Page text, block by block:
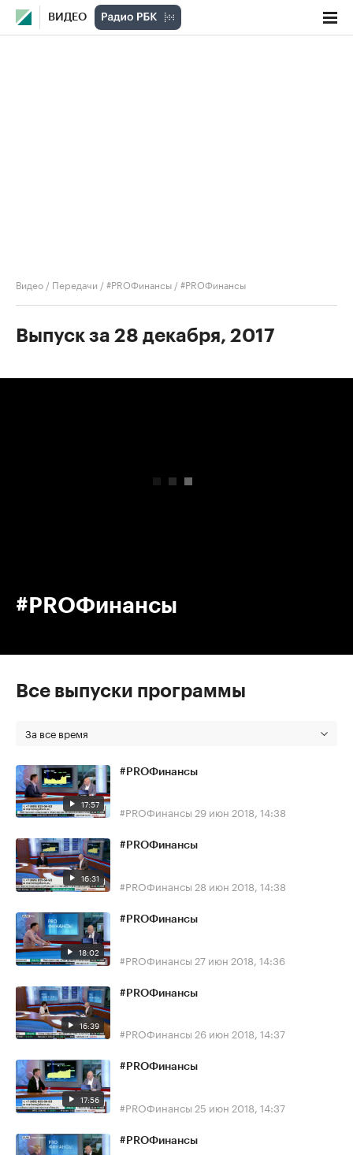
ВИДЕО
Видео / Передачи /#PROФинансы /#PROФинансы
Выпуск за 28 декабря, 2017
#PROФинансы
Все выпуски программы
За все время
17:57
#PROФинансы
#PROФинансы 29 июн 2018, 14:38
16:31
#PROФинансы
#PROФинансы 28 июн 2018, 14:38
18:02
#PROФинансы
#PROФинансы 27 июн 2018, 14:36
16:39
#PROФинансы
#PROФинансы 26 июн 2018, 14:37
17:56
#PROФинансы
#PROФинансы 25 июн 2018, 14:37
#PROФинансы